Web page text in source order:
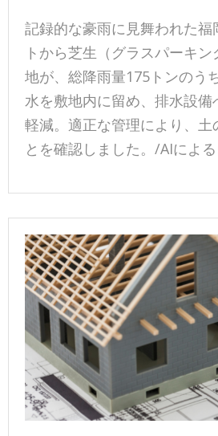
記録的な豪雨に見舞われた
トから芝生（グラスパーキ
地が、総降雨量175トンのう
水を敷地内に留め、排水設備
軽減。適正な管理により、土
とを確認しました。/AIによ